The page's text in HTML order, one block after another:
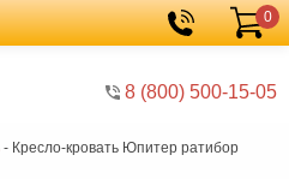
8 (800) 500-15-05
Корзина
0
- Кресло-кровать Юпитер ратибор